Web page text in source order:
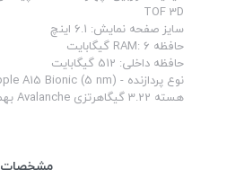
TOF 3D
سایز صفحه نمایش: 6.1 اینچ
حافظه RAM: 6 گیگابایت
حافظه داخلی: 512 گیگابایت
هسته 3.22 گیگاهرتزی Avalanche بهمراه چهار هسته
مشخصات